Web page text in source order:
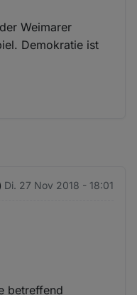
Weimarer
Demokratie ist
Di. 27 Nov 2018 - 18:01
betreffend